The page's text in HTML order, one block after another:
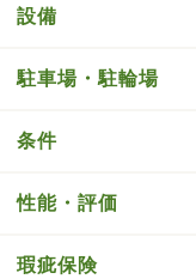
設備
駐車場・駐輪場
条件
性能・評価
瑕疵保険